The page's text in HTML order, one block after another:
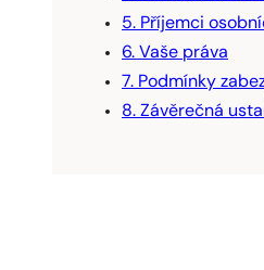
5. Příjemci
6. Vaše práva
7. Podmínky
8. Závěrečná